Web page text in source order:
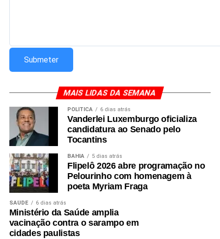
MAIS LIDAS DA SEMANA
POLÍTICA 6 dias atrás
Vanderlei Luxemburgo oficializa
candidatura ao Senado pelo
Tocantins
BAHIA 5 dias atrás
Flipelô 2026 abre programação no
Pelourinho com homenagem à
poeta Myriam Fraga
SAÚDE 6 dias atrás
Ministério da Saúde amplia
vacinação contra o sarampo em
cidades paulistas